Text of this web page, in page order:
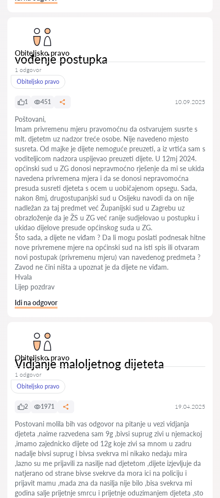
Obiteljsko pravo
vođenje postupka
1 odgovor
Obiteljsko pravo
1 451 10.09.2025
Poštovani,
Imam privremenu mjeru pravomoćnu da ostvarujem susrte s
mlt. djetetm uz nadzor treće osobe. Nije navedeno mjesto
susreta. Od majke je dijete nemoguće preuzeti, a iz vrtića sam s
voditeljicom nadzora uspijevao preuzeti dijete. U 12mj 2024.
općinski sud u ZG donosi nepravmoćno rješenje da mi se ukida
navedena privremena mjera i da se donosi nepravomoćna
presuda susreti djeteta s ocem u uobičajenom opsegu. Sada,
nakon 8mj, drugostupanjski sud u Osijeku navodi da on nije
nadležan za taj predmet već Županijski sud u Zagrebu uz
obrazloženje da je ŽS u ZG već ranije sudjelovao u postupku i
ukidao dijelove presude općinskog suda u ZG.
Što sada, a dijete ne viđam ? Da li mogu poslati podnesak hitne
nove privremene mjere na općinski sud na isti spis ili otvaram
novi postupak (privremenu mjeru) van navedenog predmeta ?
Zavod ne čini ništa a upoznat je da dijete ne viđam.
Hvala
Lijep pozdrav
Idi na odgovor
Obiteljsko pravo
Vidjanje maloljetnog dijeteta
1 odgovor
Obiteljsko pravo
2 1971 19.04.2025
Postovani molila bih vas odgovor na pitanje u vezi vidjanja
djeteta ,naime razvedena sam 9g ,bivsi suprug zivi u njemackoj
,imamo zajednicko dijete od 12g koje zivi sa mnom u zadru
nadalje bivsi suprug i bivsa svekrva mi nikako nedaju mira
,lazno su me prijavili za nasilje nad djetetom ,dijete izjevljuje da
natjerano od strane bivse svekrve da mora ici na policiju i
prijavit mamu ,mada zna da nasilja nije bilo ,bisa svekrva mi
godina salje prijetnje smrcu i prijetnje oduzimanjem djeteta ,sto